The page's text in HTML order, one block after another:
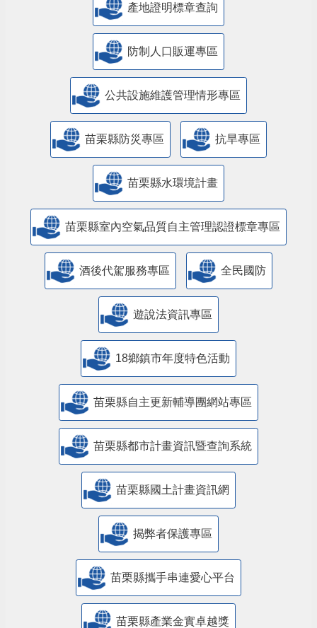
產地證明標章查詢
防制人口販運專區
​公共設施維護管理情形專區
苗栗縣防災專區 抗旱專區
苗栗縣水環境計畫
苗栗縣室內空氣品質自主管理認證標章專區
酒後代駕服務專區 全民國防
遊說法資訊專區
18鄉鎮市年度特色活動
苗栗縣自主更新輔導團網站專區
苗栗縣都市計畫資訊暨查詢系統
苗栗縣國土計畫資訊網
揭弊者保護專區
苗栗縣攜手串連愛心平台
苗栗縣產業金實卓越獎